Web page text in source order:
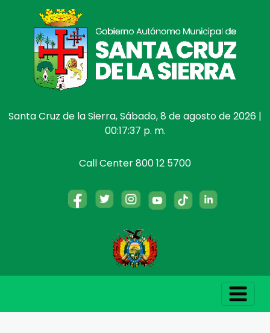
Santa Cruz de la Sierra, Sábado, 8 de agosto de 2026 |
00:17:37 p. m.
Call Center 800 12 5700